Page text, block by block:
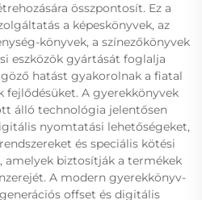
összpontosít. Ez a
a képeskönyvek, az
könyvek, a színezőkönyvek
eszközök gyártását foglalja
hatást gyakorolnak a fiatal
fejlődésüket. A gyerekkönyvek
álló technológia jelentősen
nyomtatási lehetőségeket,
és speciális kötési
amelyek biztosítják a termékek
A modern gyerekkönyv-
offset és digitális